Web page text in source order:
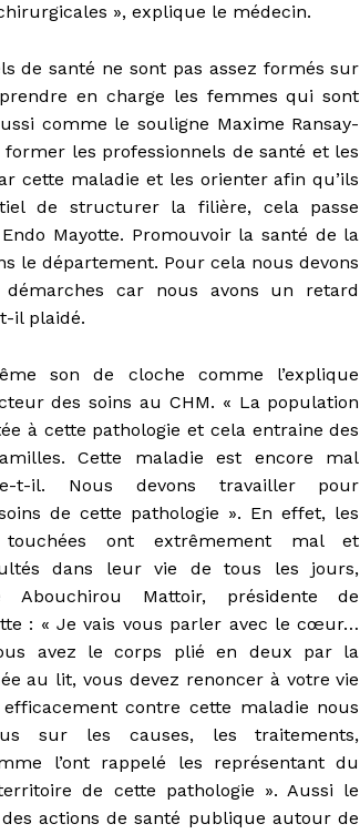
», explique le médecin.
de santé ne sont pas assez formés sur
en charge les femmes qui sont
comme le souligne Maxime Ransay-
les professionnels de santé et les
cette maladie et les orienter afin qu’ils
de structurer la filière, cela passe
Mayotte. Promouvoir la santé de la
le département. Pour cela nous devons
car nous avons un retard
il plaidé.
son de cloche comme l’explique
des soins au CHM. « La population
à cette pathologie et cela entraine des
Cette maladie est encore mal
t-il. Nous devons travailler pour
de cette pathologie ». En effet, les
ont extrêmement mal et
dans leur vie de tous les jours,
Abouchirou Mattoir, présidente de
: « Je vais vous parler avec le cœur…
avez le corps plié en deux par la
au lit, vous devez renoncer à votre vie
contre cette maladie nous
sur les causes, les traitements,
l’ont rappelé les représentant du
de cette pathologie ». Aussi le
actions de santé publique autour de